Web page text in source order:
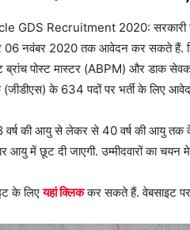
GDS Recruitment 2020: सरकारी
06 नवंबर 2020 तक आवेदन कर सकते हैं.
पोस्ट मास्टर (ABPM) और डाक सेवक
के 634 पदों पर भर्ती के लिए
वर्ष की आयु से लेकर से 40 वर्ष की आयु तक
आयु में छूट दी जाएगी. उम्मीदवारों का चयन
के लिएयहां क्लिककर सकते हैं. वेबसाइट पर